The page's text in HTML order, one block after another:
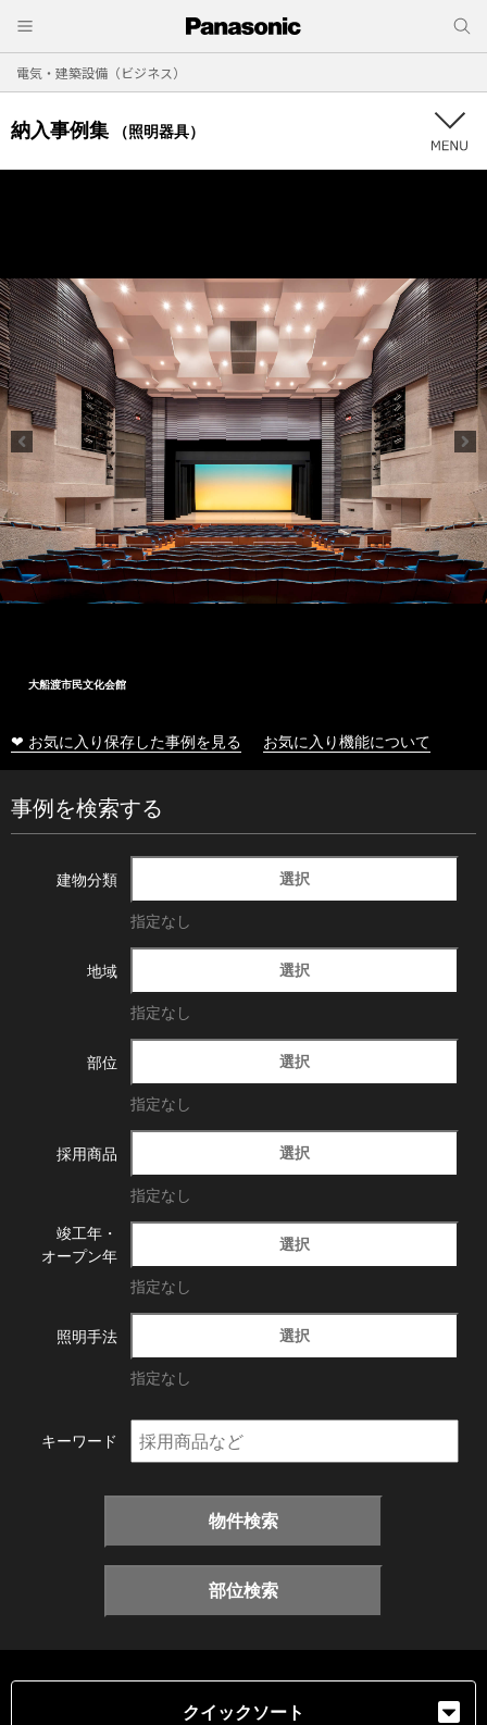
電気・建築設備（ビジネス）
納入事例集 （照明器具）
大船渡市民文化会館
❤ お気に入り保存した事例を見る お気に入り機能について
事例を検索する
建物分類 選択
指定なし
地域 選択
指定なし
部位 選択
指定なし
採用商品 選択
指定なし
竣工年・
オープン年
選択
指定なし
照明手法 選択
指定なし
キーワード
物件検索
部位検索
クイックソート